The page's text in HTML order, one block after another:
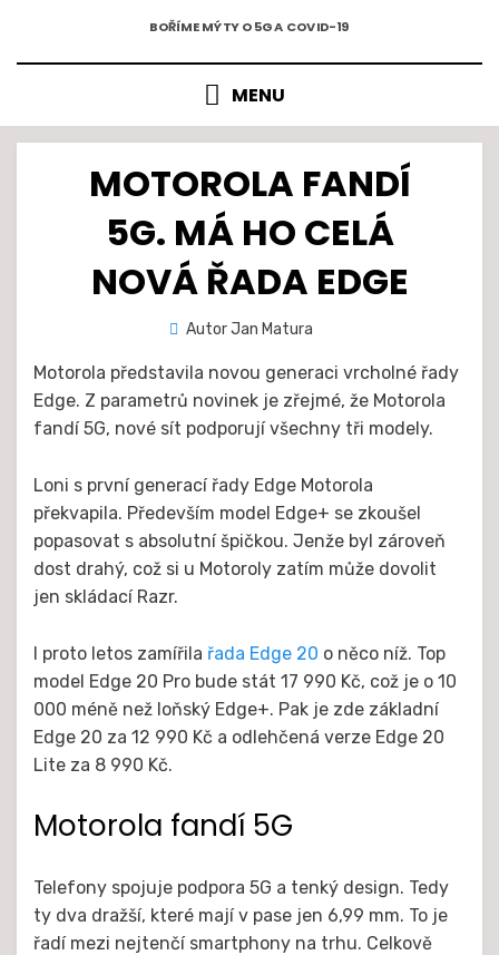
obsahu
BOŘÍME MÝTY O 5G A COVID-19
MENU
MOTOROLA FANDÍ
5G. MÁ HO CELÁ
NOVÁ ŘADA EDGE
AutorJan Matura
Motorola představila novou generaci vrcholné řady
Edge. Z parametrů novinek je zřejmé, že Motorola
fandí 5G, nové sít podporují všechny tři modely.
Loni s první generací řady Edge Motorola
překvapila. Především model Edge+ se zkoušel
popasovat s absolutní špičkou. Jenže byl zároveň
dost drahý, což si u Motoroly zatím může dovolit
jen skládací Razr.
I proto letos zamířila řada Edge 20 o něco níž. Top
model Edge 20 Pro bude stát 17 990 Kč, což je o 10
000 méně než loňský Edge+. Pak je zde základní
Edge 20 za 12 990 Kč a odlehčená verze Edge 20
Lite za 8 990 Kč.
Motorola fandí 5G
Telefony spojuje podpora 5G a tenký design. Tedy
ty dva dražší, které mají v pase jen 6,99 mm. To je
řadí mezi nejtenčí smartphony na trhu. Celkově